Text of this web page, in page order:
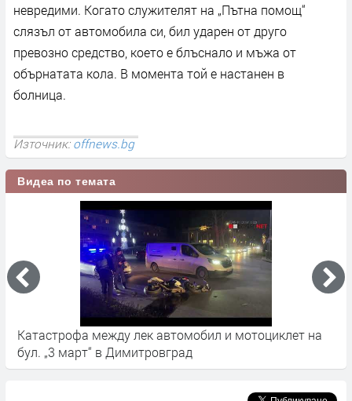
невредими. Когато служителят на „Пътна помощ“
слязъл от автомобила си, бил ударен от друго
превозно средство, което е блъснало и мъжа от
обърнатата кола. В момента той е настанен в
болница.
Източник:offnews.bg
Видеа по темата
Катастрофа между лек автомобил и мотоциклет на
бул. „3 март“ в Димитровград